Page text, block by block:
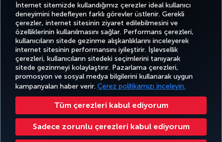
İnternet sitemizde kullandığımız çerezler ideal kullanıcı
deneyimini hedefleyen farklı görevler üstlenir. Gerekli
çerezler, internet sitesinin ziyaret edilebilmesini ve
özelliklerinin kullanılmasını sağlar. Performans çerezleri,
kullanıcıların sitede gezinme alışkanlıklarını inceleyerek
internet sitesinin performansını iyileştirir. İşlevsellik
çerezleri, kullanıcıların sitedeki seçimlerini tanıyarak
sitede gezinmeyi kolaylaştırır. Pazarlama çerezleri,
promosyon ve sosyal medya bilgilerini kullanarak uygun
kampanyaları haber verir. Çerez politikamızı inceleyin.
Tüm çerezleri kabul ediyorum
Sadece zorunlu çerezleri kabul ediyorum
TwitterFacebook
Instagram
YoutubeLinkedIn
TiktokBlogPinterest
BİLET
AL VE
YÖNET
DENEYİM
FIRSATLAR
VE UÇUŞ
NOKTALARI
POPÜLER
UÇUŞLAR
YARDIM
AIRLINES
HOLIDAYS
Bilgi Toplumu Hizmetleri Erişilebilirlik Gizlilik ve Çerez Politikası Yasal Uyarı Yolcu Hakları
Çerez Ayarlarını Değiştir